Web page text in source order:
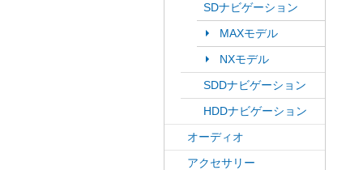
SDナビゲーション
MAXモデル
NXモデル
SDDナビゲーション
HDDナビゲーション
オーディオ
アクセサリー